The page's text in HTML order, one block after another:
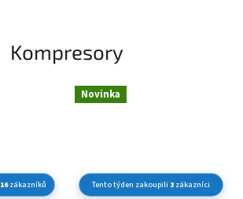
Kompresory
16zákazníků
Novinka
Tento týden zakoupili 3 zákazníci